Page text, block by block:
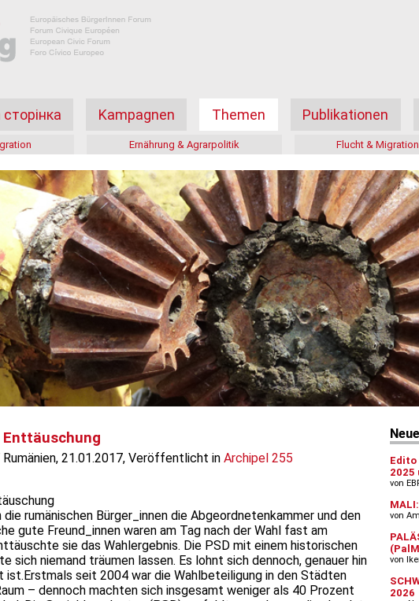
Kampagnen Themen Publikationen
Ernährung & Agrarpolitik Flucht & Migration
Enttäuschung
21.01.2017, Veröffentlicht in Archipel 255
rumänischen Bürger_innen die Abgeordnetenkammer und den
gute Freund_innen waren am Tag nach der Wahl fast am
sie das Wahlergebnis. Die PSD mit einem historischen
sich niemand träumen lassen. Es lohnt sich dennoch, genauer hin
ist.Erstmals seit 2004 war die Wahlbeteiligung in den Städten
– dennoch machten sich insgesamt weniger als 40 Prozent